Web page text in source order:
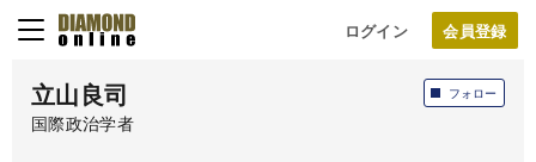
ログイン
フォロー
立山良司
国際政治学者